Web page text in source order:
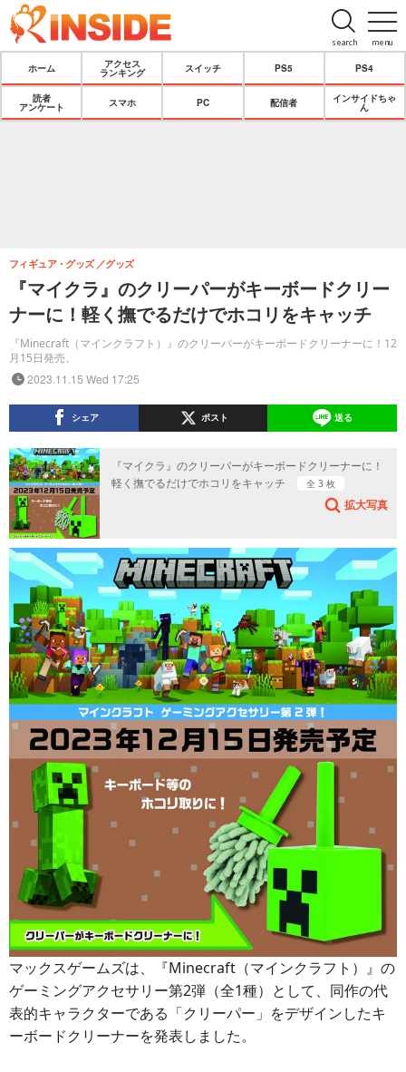
menu
search
ホーム
アクセス
ランキング
スイッチ PS5 PS4
読者
アンケート
スマホ PC 配信者
インサイドちゃ
ん
『マイクラ』のクリーパーがキーボードクリー
ナーに！軽く撫でるだけでホコリをキャッチ
『Minecraft（マインクラフト）』のクリーパーがキーボードクリーナーに！12
月15日発売。
フィギュア・グッズ グッズ
2023.11.15 Wed 17:25
シェア ポスト 送る
『マイクラ』のクリーパーがキーボードクリーナーに！
軽く撫でるだけでホコリをキャッチ
全 3 枚
拡大写真
マックスゲームズは、『Minecraft（マインクラフト）』の
ゲーミングアクセサリー第2弾（全1種）として、同作の代
表的キャラクターである「クリーパー」をデザインしたキ
ーボードクリーナーを発表しました。